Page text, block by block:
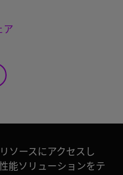
ア
ソースにアクセスし
能ソリューションをテ